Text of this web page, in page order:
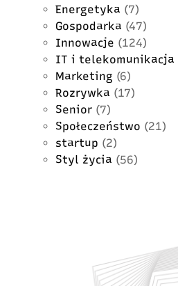
Energetyka (7)
Gospodarka (47)
Innowacje (124)
IT i telekomunikacja
Marketing (6)
Rozrywka (17)
Senior (7)
Społeczeństwo (21)
startup (2)
Styl życia (56)